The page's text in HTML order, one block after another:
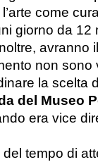
come
giorno da 12
avranno
non sono
la scelta
del Museo
era vice
del tempo di